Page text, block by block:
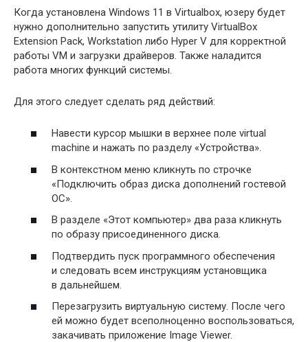
Когда установлена Windows 11 в Virtualbox, юзеру будет
нужно дополнительно запустить утилиту VirtualBox
Extension Pack, Workstation либо Hyper V для корректной
работы VM и загрузки драйверов. Также наладится
работа многих функций системы.
Для этого следует сделать ряд действий:
Навести курсор мышки в верхнее поле virtual
machine и нажать по разделу «Устройства».
В контекстном меню кликнуть по строчке
«Подключить образ диска дополнений гостевой
ОС».
В разделе «Этот компьютер» два раза кликнуть
по образу присоединенного диска.
Подтвердить пуск программного обеспечения
и следовать всем инструкциям установщика
в дальнейшем.
Перезагрузить виртуальную систему. После чего
ей можно будет всеполноценно воспользоваться,
закачивать приложение Image Viewer.